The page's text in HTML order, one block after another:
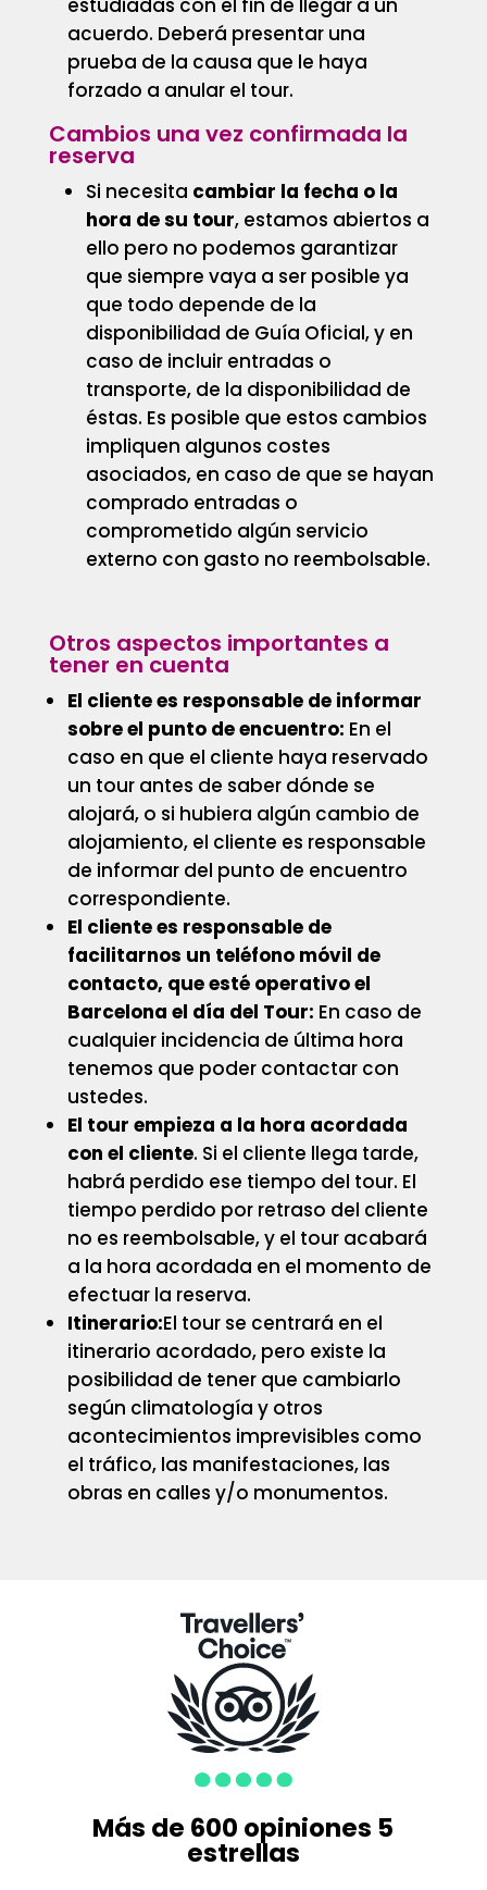
estudiadas con el fin de llegar a un
acuerdo. Deberá presentar una
prueba de la causa que le haya
forzado a anular el tour.
Cambios una vez confirmada la
reserva
Si necesita cambiar la fecha o la
hora de su tour, estamos abiertos a
ello pero no podemos garantizar
que siempre vaya a ser posible ya
que todo depende de la
disponibilidad de Guía Oficial, y en
caso de incluir entradas o
transporte, de la disponibilidad de
éstas. Es posible que estos cambios
impliquen algunos costes
asociados, en caso de que se hayan
comprado entradas o
comprometido algún servicio
externo con gasto no reembolsable.
Otros aspectos importantes a
tener en cuenta
El cliente es responsable de informar
sobre el punto de encuentro: En el
caso en que el cliente haya reservado
un tour antes de saber dónde se
alojará, o si hubiera algún cambio de
alojamiento, el cliente es responsable
de informar del punto de encuentro
correspondiente.
El cliente es responsable de
facilitarnos un teléfono móvil de
contacto, que esté operativo el
Barcelona el día del Tour: En caso de
cualquier incidencia de última hora
tenemos que poder contactar con
ustedes.
El tour empieza a la hora acordada
con el cliente. Si el cliente llega tarde,
habrá perdido ese tiempo del tour. El
tiempo perdido por retraso del cliente
no es reembolsable, y el tour acabará
a la hora acordada en el momento de
efectuar la reserva.
Itinerario:El tour se centrará en el
itinerario acordado, pero existe la
posibilidad de tener que cambiarlo
según climatología y otros
acontecimientos imprevisibles como
el tráfico, las manifestaciones, las
obras en calles y/o monumentos.
Más de 600 opiniones 5
estrellas